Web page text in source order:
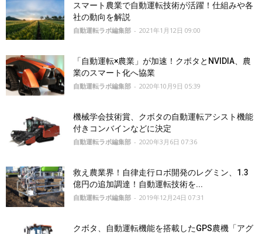
スマート農業で自動運転技術が活躍！仕組みや各
社の動向を解説
自動運転ラボ編集部 - 2021年1月12日 09:00
「自動運転×農業」が加速！クボタとNVIDIA、農
業のスマート化へ協業
自動運転ラボ編集部 - 2020年10月9日 05:39
機械学会技術賞、クボタの自動運転アシスト機能
付きコンバインなどに決定
自動運転ラボ編集部 - 2020年3月6日 07:36
救え農業界！自律走行ロボ開発のレグミン、1.3
億円の追加調達！自動運転技術を...
自動運転ラボ編集部 - 2019年12月24日 07:31
クボタ、自動運転機能を搭載したGPS農機「アグ